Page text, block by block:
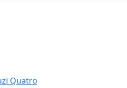
Quatro